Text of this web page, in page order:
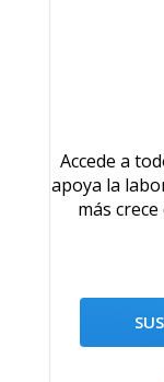
Accede a
apoya la
más